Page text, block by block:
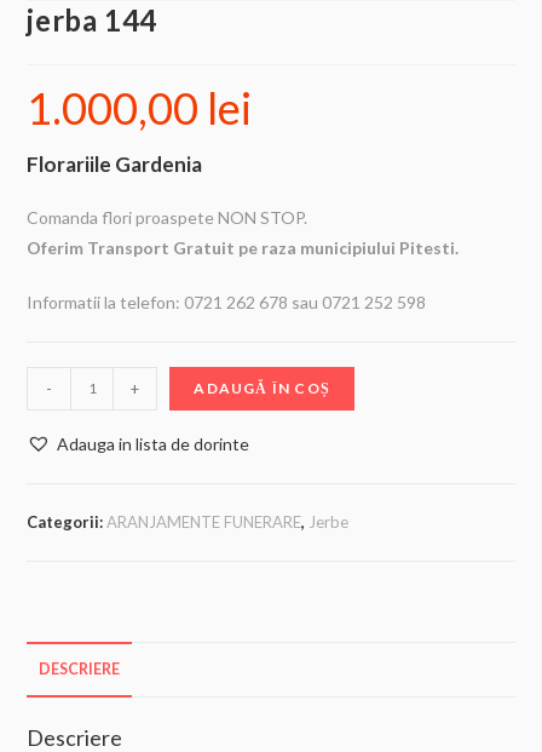
jerba 144
1.000,00 lei
Florariile Gardenia
Comanda flori proaspete NON STOP.
Oferim Transport Gratuit pe raza municipiului Pitesti.
Informatii la telefon: 0721 262 678 sau 0721 252 598
- + ADAUGĂ ÎN COȘ
Adauga in lista de dorinte
Categorii:ARANJAMENTE FUNERARE, Jerbe
DESCRIERE
Descriere